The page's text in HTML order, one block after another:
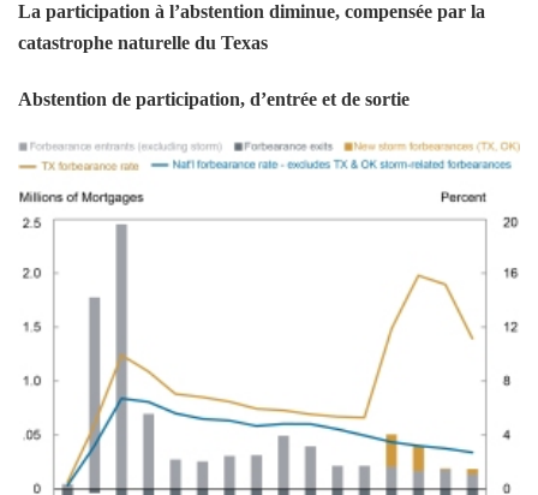
La participation à l’abstention diminue, compensée par la
catastrophe naturelle du Texas
Abstention de participation, d’entrée et de sortie